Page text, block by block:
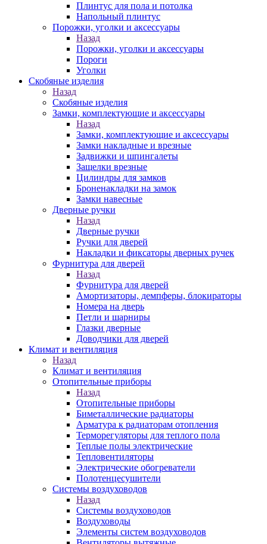
Плинтус для пола и потолка
Напольный плинтус
Порожки, уголки и аксессуары
Назад
Порожки, уголки и аксессуары
Пороги
Уголки
Скобяные изделия
Назад
Скобяные изделия
Замки, комплектующие и аксессуары
Назад
Замки, комплектующие и аксессуары
Замки накладные и врезные
Задвижки и шпингалеты
Защелки врезные
Цилиндры для замков
Броненакладки на замок
Замки навесные
Дверные ручки
Назад
Дверные ручки
Ручки для дверей
Накладки и фиксаторы дверных ручек
Фурнитура для дверей
Назад
Фурнитура для дверей
Амортизаторы, демпферы, блокираторы
Номера на дверь
Петли и шарниры
Глазки дверные
Доводчики для дверей
Климат и вентиляция
Назад
Климат и вентиляция
Отопительные приборы
Назад
Отопительные приборы
Биметаллические радиаторы
Арматура к радиаторам отопления
Терморегуляторы для теплого пола
Теплые полы электрические
Тепловентиляторы
Электрические обогреватели
Полотенцесушители
Системы воздуховодов
Назад
Системы воздуховодов
Воздуховоды
Элементы систем воздуховодов